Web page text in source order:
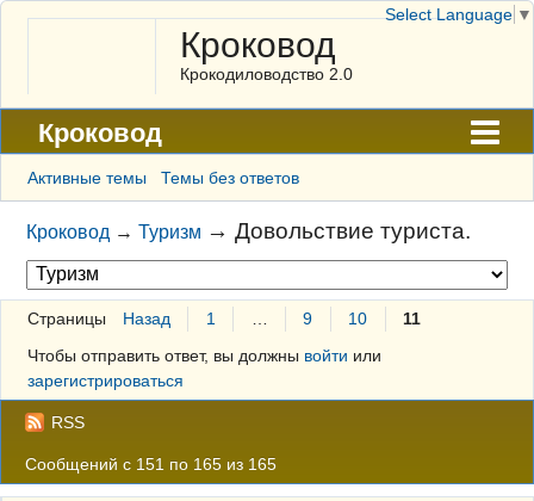
Кроковод
Крокодиловодство 2.0
Кроковод
Форум
Архив
ГАЛЕРЕЯ
Правила
Поиск
Регистрация
Активные темы Темы без ответов
Кроковод →Туризм →Довольствие туриста.
Страницы Назад 1 9 10
11
Чтобы отправить ответ, вы должны войти или
зарегистрироваться
RSS
Сообщений с 151 по 165 из 165
Select Language ▼